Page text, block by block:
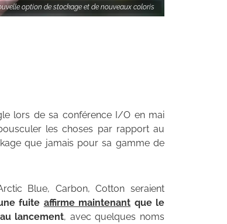
option de stockage et de nouveaux coloris
lors de sa conférence I/O en mai
les choses par rapport au
que jamais pour sa gamme de
Blue, Carbon, Cotton seraient
fuite affirme maintenant que le
lancement, avec quelques noms